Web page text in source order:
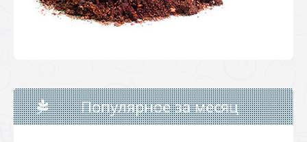
Популярное за месяц